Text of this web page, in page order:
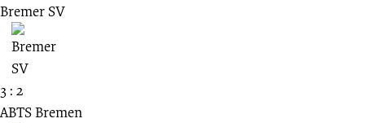
Bremer SV
3 : 2
ABTS Bremen